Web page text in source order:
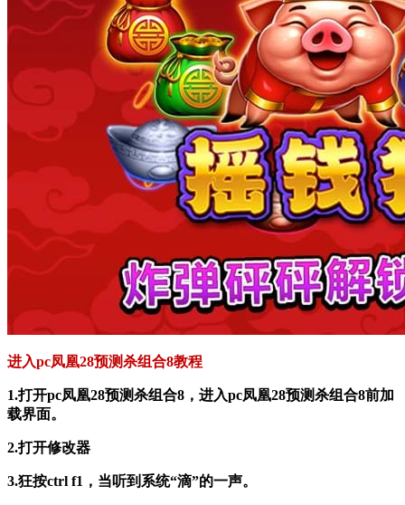
进入pc凤凰28预测杀组合8教程
1.打开pc凤凰28预测杀组合8，进入pc凤凰28预测杀组合8前加
载界面。
2.打开修改器
3.狂按ctrl f1，当听到系统“滴”的一声。